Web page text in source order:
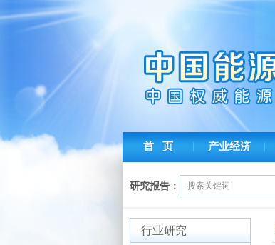
首 页 产业经济
研究报告：
行业研究